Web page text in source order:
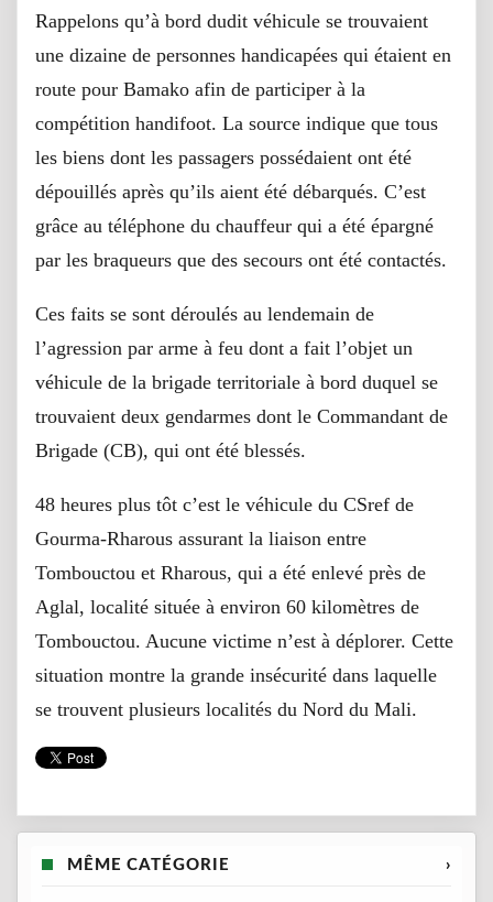
Rappelons qu’à bord dudit véhicule se trouvaient
une dizaine de personnes handicapées qui étaient en
route pour Bamako afin de participer à la
compétition handifoot. La source indique que tous
les biens dont les passagers possédaient ont été
dépouillés après qu’ils aient été débarqués. C’est
grâce au téléphone du chauffeur qui a été épargné
par les braqueurs que des secours ont été contactés.
Ces faits se sont déroulés au lendemain de
l’agression par arme à feu dont a fait l’objet un
véhicule de la brigade territoriale à bord duquel se
trouvaient deux gendarmes dont le Commandant de
Brigade (CB), qui ont été blessés.
48 heures plus tôt c’est le véhicule du CSref de
Gourma-Rharous assurant la liaison entre
Tombouctou et Rharous, qui a été enlevé près de
Aglal, localité située à environ 60 kilomètres de
Tombouctou. Aucune victime n’est à déplorer. Cette
situation montre la grande insécurité dans laquelle
se trouvent plusieurs localités du Nord du Mali.
MÊME CATÉGORIE ›